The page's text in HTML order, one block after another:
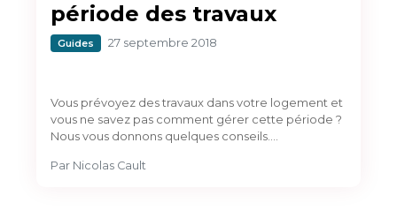
période des travaux
Guides 27 septembre 2018
Vous prévoyez des travaux dans votre logement et
vous ne savez pas comment gérer cette période ?
Nous vous donnons quelques conseils.…
Par Nicolas Cault